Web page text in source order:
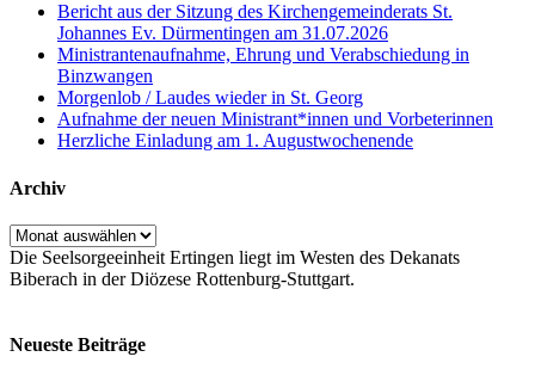
Bericht aus der Sitzung des Kirchengemeinderats St.
Johannes Ev. Dürmentingen am 31.07.2026
Ministrantenaufnahme, Ehrung und Verabschiedung in
Binzwangen
Morgenlob / Laudes wieder in St. Georg
Aufnahme der neuen Ministrant*innen und Vorbeterinnen
Herzliche Einladung am 1. Augustwochenende
Archiv
Archiv
Die Seelsorgeeinheit Ertingen liegt im Westen des Dekanats
Biberach in der Diözese Rottenburg-Stuttgart.
Neueste Beiträge